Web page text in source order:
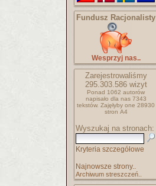
Fundusz Racjonalisty
Wesprzyj nas..
Zarejestrowaliśmy
295.303.586wizyt
Ponad 1062 autorów
napisało dla nas 7343
tekstów. Zajęłyby one 28930
stron A4
Wyszukaj na stronach:
Kryteria szczegółowe
Najnowsze strony..
Archiwum streszczeń..